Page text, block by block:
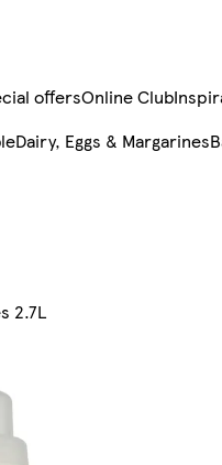
offersOnline Club
Dairy, Eggs & Margarines
2.7L